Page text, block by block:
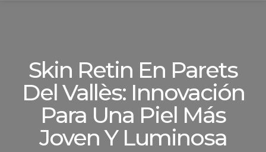
Skin Retin En Parets
Del Vallès: Innovación
Para Una Piel Más
Joven Y Luminosa